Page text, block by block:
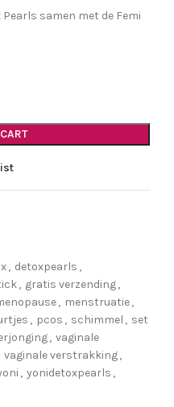
samen met de Femi
, detoxpearls ,
, gratis verzending,
, menstruatie,
, pcos , schimmel , set
, vaginale
vaginale verstrakking,
, yonidetoxpearls ,